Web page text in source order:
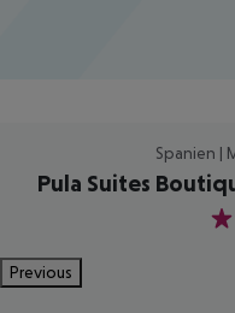
Spanien |
Pula Suites
5
Previous